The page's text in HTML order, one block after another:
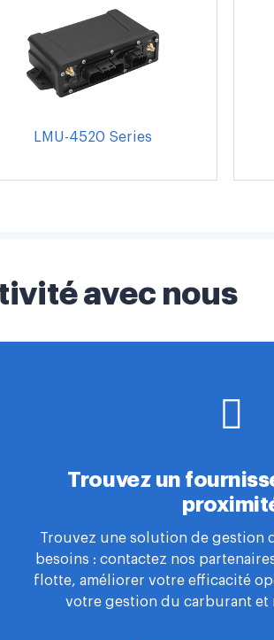
LMU-4520 Series
avec nous
Trouvez un
Trouvez une solution de gestion
besoins : contactez nos
flotte, améliorer votre efficacité
votre gestion du carburant et